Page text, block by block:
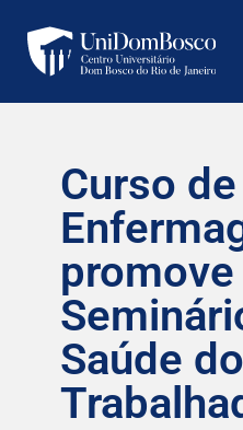
Curso de
promove
Saúde do